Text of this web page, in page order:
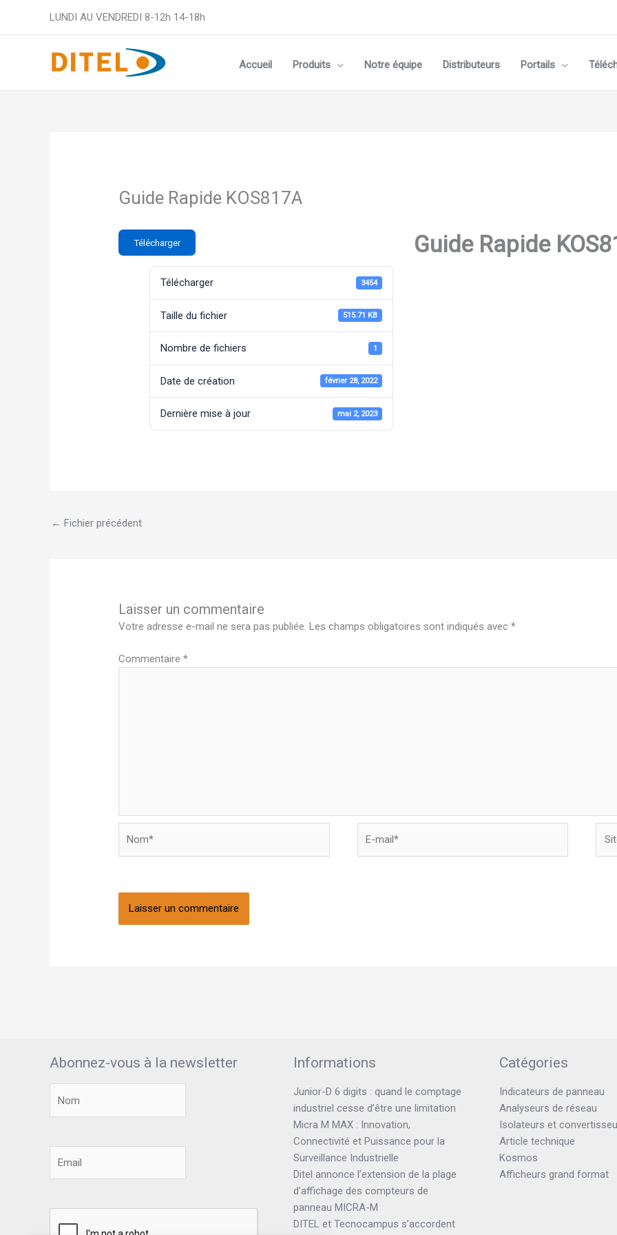
LUNDI AU VENDREDI 8-12h 14-18h
Accueil Produits Notre équipe Distributeurs Portails
Guide Rapide KOS817A
Télécharger
Télécharger 3454
Taille du fichier 515.71 KB
Nombre de fichiers 1
Date de création février 28, 2022
Dernière mise à jour mai 2, 2023
Guide Rapide
← Fichier précédent
Laisser un commentaire
Votre adresse e-mail ne sera pas publiée. Les champs obligatoires sont indiqués avec*
Commentaire*
mail*
Abonnez-vous à la newsletter Informations
Junior-D 6 digits : quand le comptage
industriel cesse d’être une limitation
Micra M MAX : Innovation,
Connectivité et Puissance pour la
Surveillance Industrielle
Ditel annonce l’extension de la plage
d’affichage des compteurs de
panneau MICRA-M
DITEL et Tecnocampus s’accordent
Catégories
Indicateurs de panneau
Analyseurs de réseau
Isolateurs et
Article technique
Kosmos
Afficheurs grand format